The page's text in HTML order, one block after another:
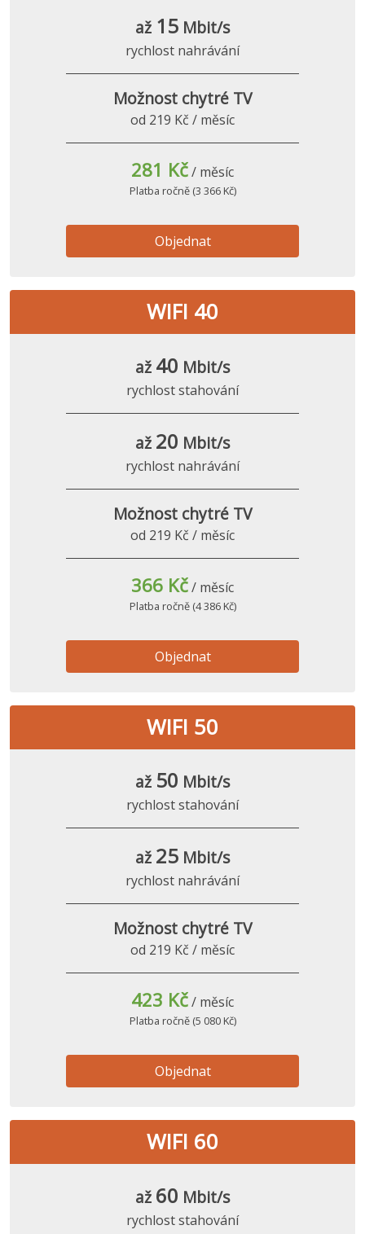
až 15 Mbit/s
rychlost nahrávání
Možnost chytré TV
od 219 Kč / měsíc
281 Kč/ měsíc
Platba ročně (3 366 Kč)
Objednat
WIFI 40
až 40 Mbit/s
rychlost stahování
až 20 Mbit/s
rychlost nahrávání
Možnost chytré TV
od 219 Kč / měsíc
366 Kč/ měsíc
Platba ročně (4 386 Kč)
Objednat
WIFI 50
až 50 Mbit/s
rychlost stahování
až 25 Mbit/s
rychlost nahrávání
Možnost chytré TV
od 219 Kč / měsíc
423 Kč/ měsíc
Platba ročně (5 080 Kč)
Objednat
WIFI 60
až 60 Mbit/s
rychlost stahování